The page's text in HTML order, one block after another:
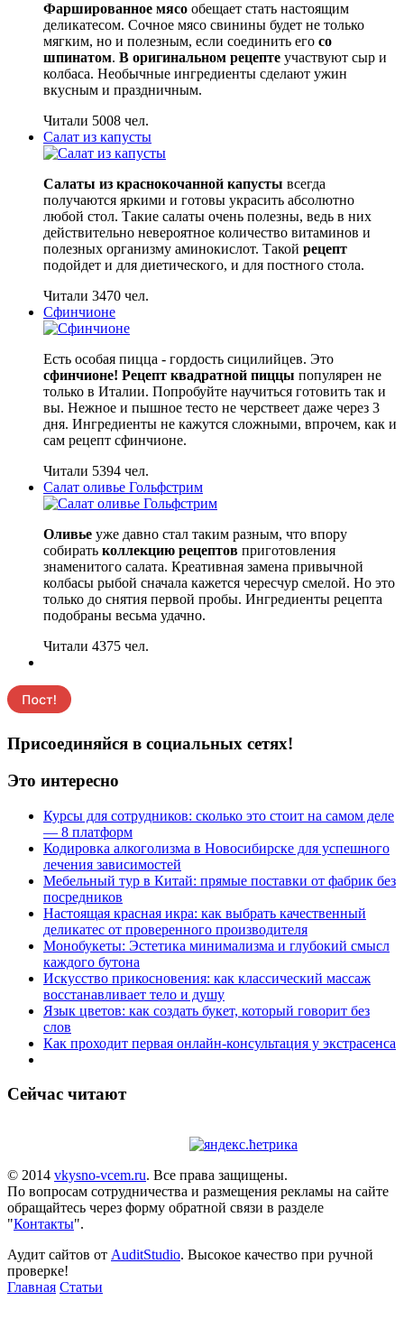
Фаршированное мясо обещает стать настоящим
деликатесом. Сочное мясо свинины будет не только
мягким, но и полезным, если соединить его со
шпинатом. В оригинальном рецепте участвуют сыр и
колбаса. Необычные ингредиенты сделают ужин
вкусным и праздничным.
Читали 5008 чел.
Салат из капусты
Салаты из краснокочанной капусты всегда
получаются яркими и готовы украсить абсолютно
любой стол. Такие салаты очень полезны, ведь в них
действительно невероятное количество витаминов и
полезных организму аминокислот. Такой рецепт
подойдет и для диетического, и для постного стола.
Читали 3470 чел.
Сфинчионе
Есть особая пицца - гордость сицилийцев. Это
сфинчионе! Рецепт квадратной пиццы популярен не
только в Италии. Попробуйте научиться готовить так и
вы. Нежное и пышное тесто не черствеет даже через 3
дня. Ингредиенты не кажутся сложными, впрочем, как и
сам рецепт сфинчионе.
Читали 5394 чел.
Салат оливье Гольфстрим
Оливье уже давно стал таким разным, что впору
собирать коллекцию рецептов приготовления
знаменитого салата. Креативная замена привычной
колбасы рыбой сначала кажется чересчур смелой. Но это
только до снятия первой пробы. Ингредиенты рецепта
подобраны весьма удачно.
Читали 4375 чел.
Присоединяйся в социальных сетях!
Это интересно
Курсы для сотрудников: сколько это стоит на самом деле
— 8 платформ
Кодировка алкоголизма в Новосибирске для успешного
лечения зависимостей
Мебельный тур в Китай: прямые поставки от фабрик без
посредников
Настоящая красная икра: как выбрать качественный
деликатес от проверенного производителя
Монобукеты: Эстетика минимализма и глубокий смысл
каждого бутона
Искусство прикосновения: как классический массаж
восстанавливает тело и душу
Язык цветов: как создать букет, который говорит без
слов
Как проходит первая онлайн-консультация у экстрасенса
Сейчас читают
© 2014 vkysno-vcem.ru. Все права защищены.
По вопросам сотрудничества и размещения рекламы на сайте
обращайтесь через форму обратной связи в разделе
"Контакты".
Аудит сайтов от AuditStudio. Высокое качество при ручной
проверке!
Главная Статьи